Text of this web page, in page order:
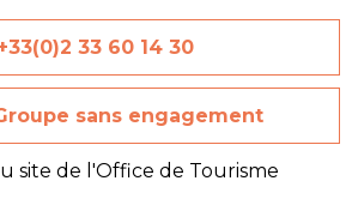
33 60 14 30
sans engagement
site de l'Office de Tourisme